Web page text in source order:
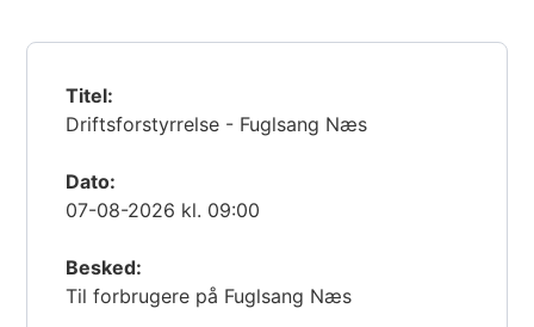
Titel:
Driftsforstyrrelse - Fuglsang Næs
Dato:
07-08-2026 kl. 09:00
Besked:
Til forbrugere på Fuglsang Næs